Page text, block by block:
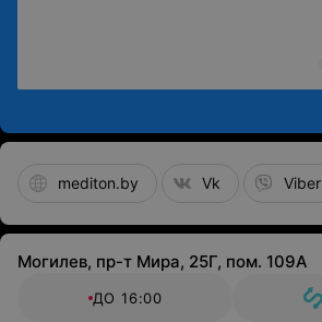
mediton.by Vk Viber
Могилев, пр-т Мира, 25Г, пом. 109А
ДО 16:00